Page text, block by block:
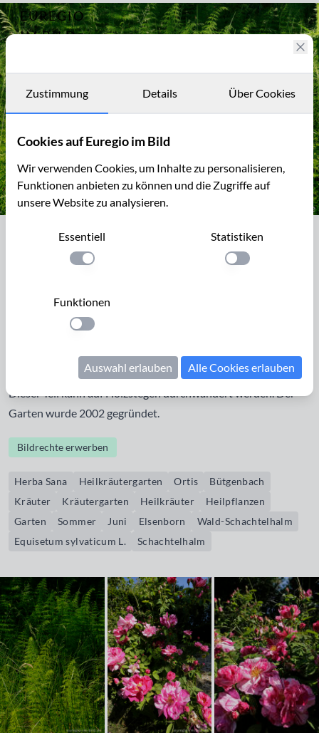
EUREGIO
IM BILD
Archiv
Kontakt
Archiv 14294
Wald-Schachtelhalm im
Heilkräutergarten Herba Sana
gegliedert in einen Gesundheitsgarten mit 120
verschiedenen Pflanzen, einen Heilkräutergarten mit 25
Heilpflanzen und einen Bereich mit wilder, regionaler Flora.
Dieser Teil kann auf Holzstegen durchwandert werden. Der
Garten wurde 2002 gegründet.
Bildrechte erwerben
Herba Sana Heilkräutergarten Ortis
Bütgenbach
Kräuter
Kräutergarten Heilkräuter
Heilpflanzen
Garten
Sommer Juni Elsenborn
Wald-Schachtelhalm
Equisetum sylvaticum L.
Schachtelhalm
Zustimmung Details Über Cookies
Cookies auf Euregio im Bild
Wir verwenden Cookies, um Inhalte zu personalisieren,
Funktionen anbieten zu können und die Zugriffe auf
unsere Website zu analysieren.
Essentiell
Einstellung anwenden
Statistiken
Einstellung
Funktionen
Einstellung anwenden
Auswahl erlauben Alle Cookies erlauben